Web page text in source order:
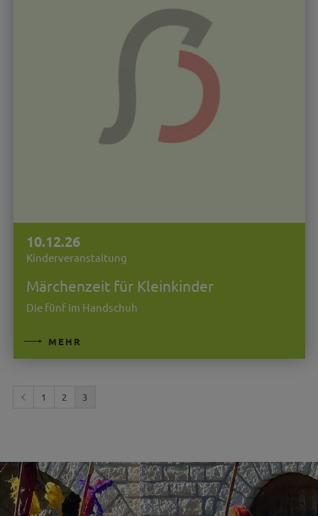
10.12.26
Kinderveranstaltung
Märchenzeit für Kleinkinder
Die fünf im Handschuh
MEHR
1 2 3